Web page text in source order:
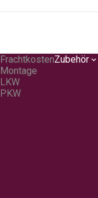
Frachtkosten
Montage
LKW
PKW
Zubehör